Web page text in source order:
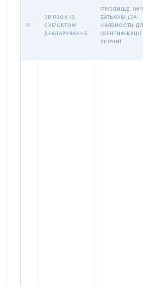
№
ЗВʼЯЗОК ІЗ
СУБʼЄКТОМ
ДЕКЛАРУВАННЯ
ПРІЗВИЩЕ,
БАТЬКОВІ (ЗА
НАЯВНОСТІ)
ІДЕНТИФІКАЦІЇ
УКРАЇНІ